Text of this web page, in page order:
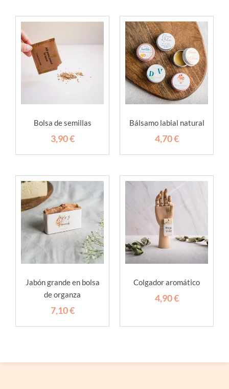
Bolsa de semillas
3,90€
Bálsamo labial natural
4,70€
Jabón grande en bolsa
de organza
7,10€
Colgador aromático
4,90€